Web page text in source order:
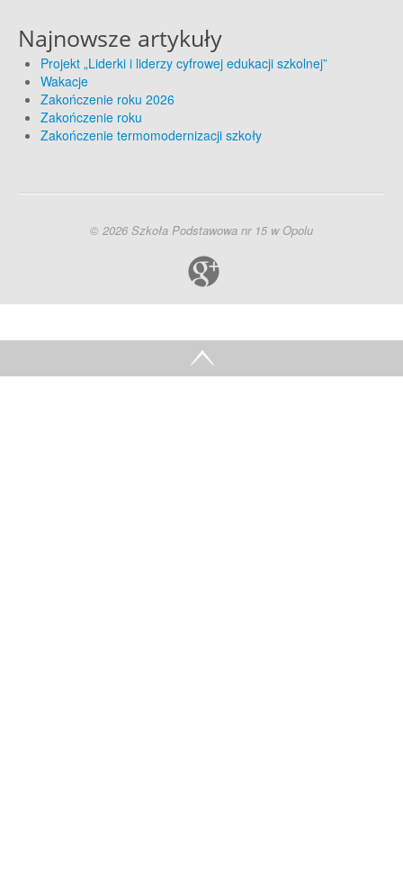
Najnowsze artykuły
Projekt „Liderki i liderzy cyfrowej edukacji szkolnej”
Wakacje
Zakończenie roku 2026
Zakończenie roku
Zakończenie termomodernizacji szkoły
© 2026 Szkoła Podstawowa nr 15 w Opolu